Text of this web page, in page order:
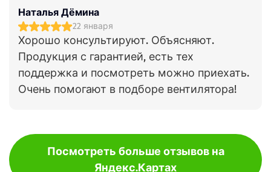
Наталья Дёмина
22 января
Хорошо консультируют. Объясняют.
Продукция с гарантией, есть тех
поддержка и посмотреть можно приехать.
Очень помогают в подборе вентилятора!
Посмотреть больше отзывов на
Яндекс.Картах